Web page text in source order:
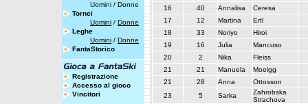
Uomini / Donne
Tornei
Uomini / Donne
Leghe
Uomini / Donne
FantaStorico
Registrazione
Accesso al gioco
Vincitori
16
40 Annalisa
Ceresa
17
12 Martina
Ertl
18
33 Noriyo
Hiroi
19
16 Julia
Mancuso
20
2 Nika
Fleiss
21
21 Manuela
Moelgg
21
28 Anna
Ottosson
23
5 Sarka
Zahrobska
Strachova